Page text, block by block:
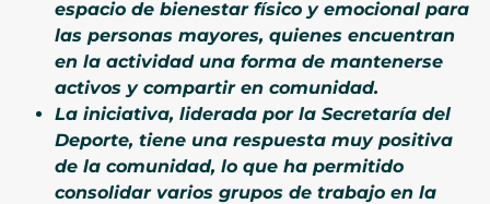
espacio de bienestar físico y emocional para
las personas mayores, quienes encuentran
en la actividad una forma de mantenerse
activos y compartir en comunidad.
La iniciativa, liderada por la Secretaría del
Deporte, tiene una respuesta muy positiva
de la comunidad, lo que ha permitido
consolidar varios grupos de trabajo en la